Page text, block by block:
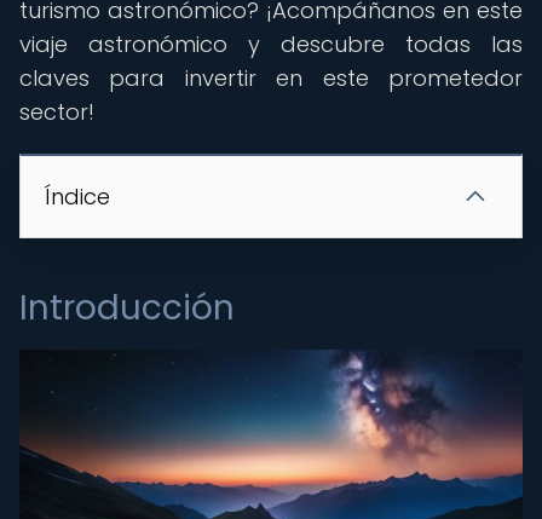
turismo astronómico? ¡Acompáñanos en este
viaje astronómico y descubre todas las
claves para invertir en este prometedor
sector!
Índice
Introducción